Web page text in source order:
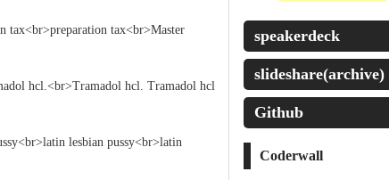
tax<br>preparation tax<br>Master
hcl.<br>Tramadol hcl. Tramadol hcl
lesbian pussy<br>latin
speakerdeck
slideshare(archive)
Github
Coderwall